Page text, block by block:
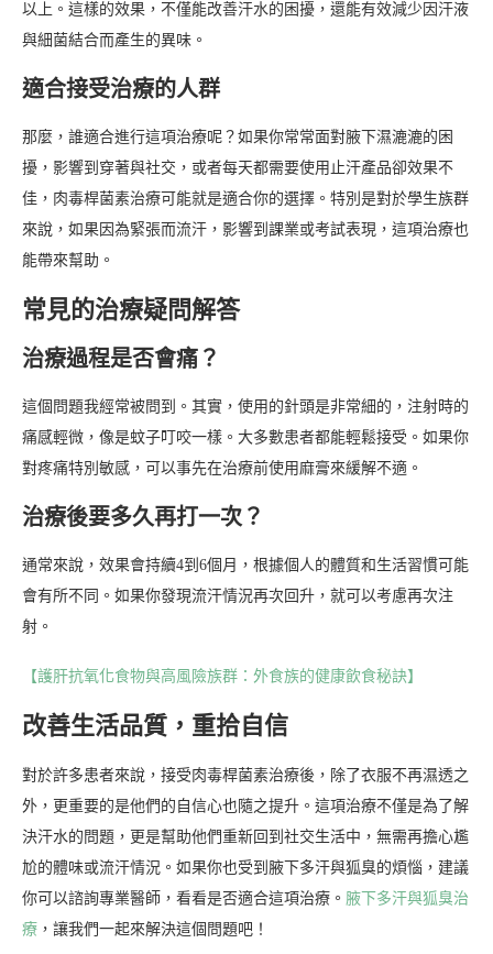
以上。這樣的效果，不僅能改善汗水的困擾，還能有效減少因汗液
與細菌結合而產生的異味。
適合接受治療的人群
那麼，誰適合進行這項治療呢？如果你常常面對腋下濕漉漉的困
擾，影響到穿著與社交，或者每天都需要使用止汗產品卻效果不
佳，肉毒桿菌素治療可能就是適合你的選擇。特別是對於學生族群
來說，如果因為緊張而流汗，影響到課業或考試表現，這項治療也
能帶來幫助。
常見的治療疑問解答
治療過程是否會痛？
這個問題我經常被問到。其實，使用的針頭是非常細的，注射時的
痛感輕微，像是蚊子叮咬一樣。大多數患者都能輕鬆接受。如果你
對疼痛特別敏感，可以事先在治療前使用麻膏來緩解不適。
治療後要多久再打一次？
通常來說，效果會持續4到6個月，根據個人的體質和生活習慣可能
會有所不同。如果你發現流汗情況再次回升，就可以考慮再次注
射。
【護肝抗氧化食物與高風險族群：外食族的健康飲食秘訣】
改善生活品質，重拾自信
對於許多患者來說，接受肉毒桿菌素治療後，除了衣服不再濕透之
外，更重要的是他們的自信心也隨之提升。這項治療不僅是為了解
決汗水的問題，更是幫助他們重新回到社交生活中，無需再擔心尷
尬的體味或流汗情況。如果你也受到腋下多汗與狐臭的煩惱，建議
你可以諮詢專業醫師，看看是否適合這項治療。 腋下多汗與狐臭治
療 ，讓我們一起來解決這個問題吧！